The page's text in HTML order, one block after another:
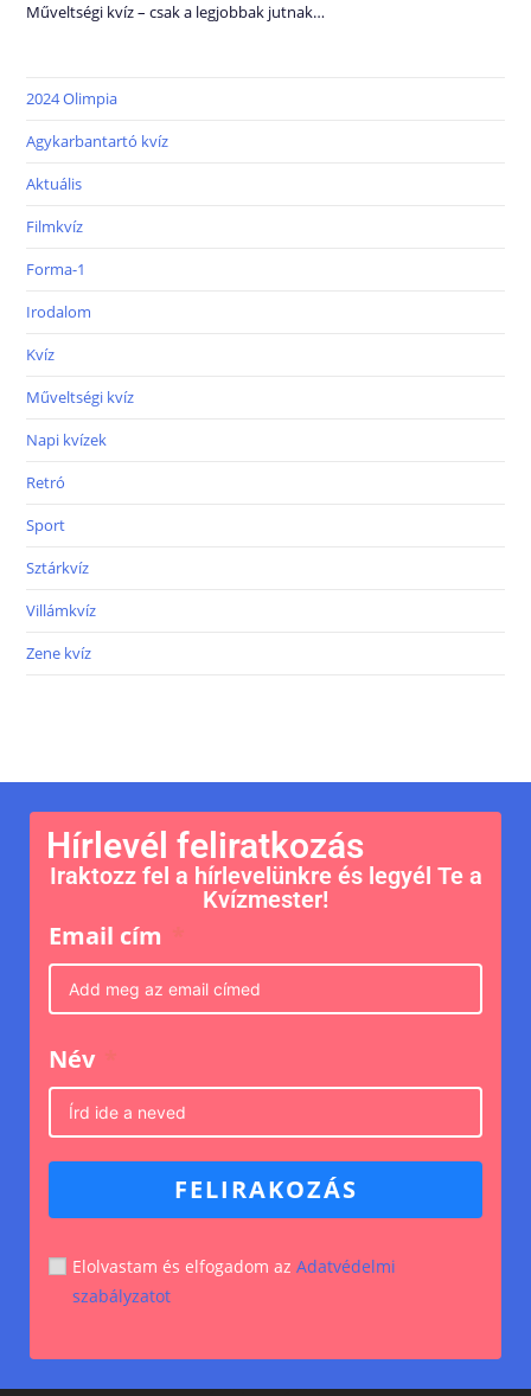
Műveltségi kvíz – csak a legjobbak jutnak…
2024 Olimpia
Agykarbantartó kvíz
Aktuális
Filmkvíz
Forma-1
Irodalom
Kvíz
Műveltségi kvíz
Napi kvízek
Retró
Sport
Sztárkvíz
Villámkvíz
Zene kvíz
Hírlevél feliratkozás
Iraktozz fel a hírlevelünkre és legyél Te a
Kvízmester!
Email cím
Név
FELIRAKOZÁS
Elolvastam és elfogadom az Adatvédelmi
szabályzatot